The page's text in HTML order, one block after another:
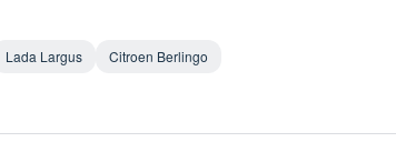
Lada Largus Citroen Berlingo